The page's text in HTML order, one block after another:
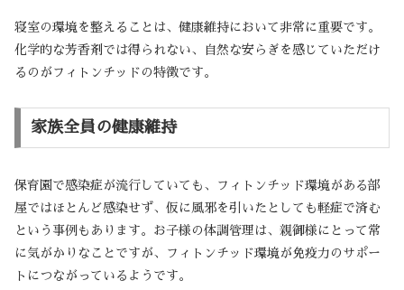
寝室の環境を整えることは、健康維持において非常に重要です。
化学的な芳香剤では得られない、自然な安らぎを感じていただけ
るのがフィトンチッドの特徴です。
家族全員の健康維持
保育園で感染症が流行していても、フィトンチッド環境がある部
屋ではほとんど感染せず、仮に風邪を引いたとしても軽症で済む
という事例もあります。お子様の体調管理は、親御様にとって常
に気がかりなことですが、フィトンチッド環境が免疫力のサポー
トにつながっているようです。